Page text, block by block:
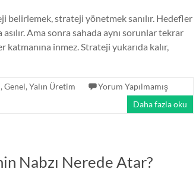
belirlemek, strateji yönetmek sanılır. Hedefler
Ama sonra sahada aynı sorunlar tekrar
inmez. Strateji yukarıda kalır,
, Genel, Yalın Üretim
Yorum Yapılmamış
Daha fazla oku
Nabzı Nerede Atar?